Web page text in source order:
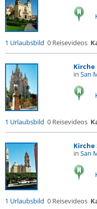
1 Urlaubsbild 0 Reisevideos
Kirche
in San
1 Urlaubsbild 0 Reisevideos
Kirche
in San
1 Urlaubsbild 0 Reisevideos